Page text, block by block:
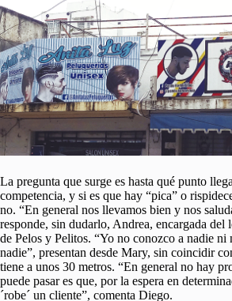
La pregunta que surge es hasta qué punto
competencia, y si es que hay “pica” o
no. “En general nos llevamos bien y nos
responde, sin dudarlo, Andrea, encargada del
de Pelos y Pelitos. “Yo no conozco a nadie ni
nadie”, presentan desde Mary, sin coincidir
tiene a unos 30 metros. “En general no hay
puede pasar es que, por la espera en
´robe´ un cliente”, comenta Diego.